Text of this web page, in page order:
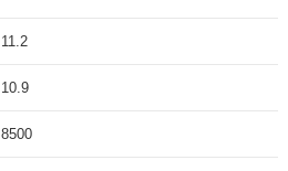
11.2
10.9
8500